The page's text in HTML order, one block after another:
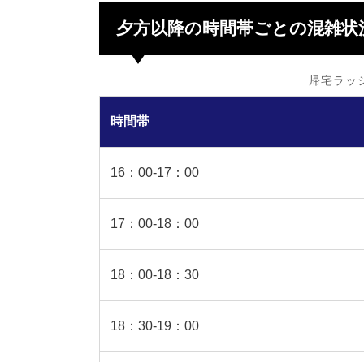
夕方以降の時間帯ごとの混雑状
帰宅ラッ
時間帯
16：00-17：00
17：00-18：00
18：00-18：30
18：30-19：00